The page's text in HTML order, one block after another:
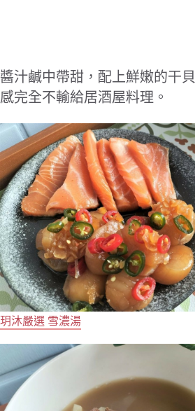
醬汁鹹中帶甜，配上鮮嫩的干
感完全不輸給居酒屋料理。
玥沐嚴選 雪濃湯